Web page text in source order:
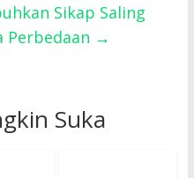
Sikap Saling
Perbedaan →
Suka